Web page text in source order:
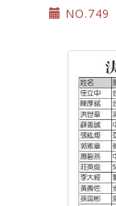
NO.749